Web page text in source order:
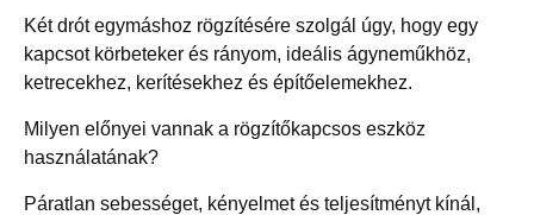
Két drót egymáshoz rögzítésére szolgál úgy, hogy egy
kapcsot körbeteker és rányom, ideális ágyneműkhöz,
ketrecekhez, kerítésekhez és építőelemekhez.
Milyen előnyei vannak a rögzítőkapcsos eszköz
használatának?
Páratlan sebességet, kényelmet és teljesítményt kínál,